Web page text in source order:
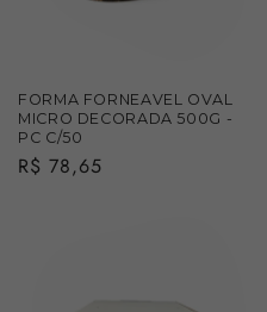
FORMA FORNEAVEL OVAL
MICRO DECORADA 500G -
PC C/50
Preço
R$ 78,65